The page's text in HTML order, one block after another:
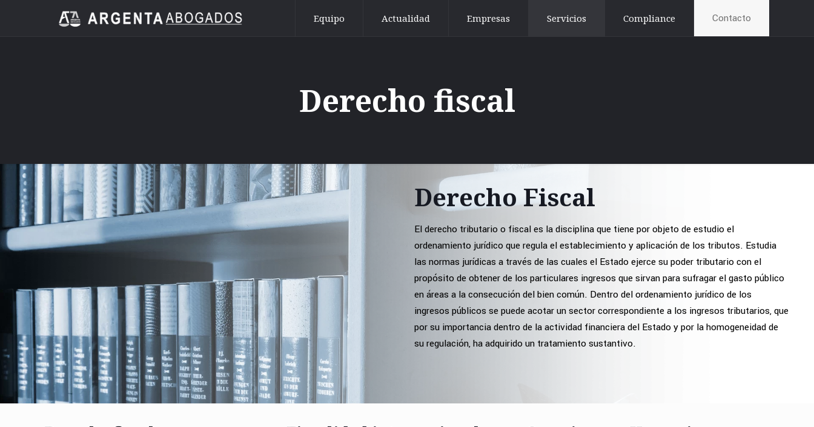
Equipo Actualidad Empresas Servicios Compliance Contacto
Derecho fiscal
Derecho Fiscal
El derecho tributario o fiscal​ es la disciplina que tiene por objeto de estudio el
ordenamiento jurídico que regula el establecimiento y aplicación de los tributos.​ Estudia
las normas jurídicas a través de las cuales el Estado ejerce su poder tributario con el
propósito de obtener de los particulares ingresos que sirvan para sufragar el gasto público
en áreas a la consecución del bien común. Dentro del ordenamiento jurídico de los
ingresos públicos se puede acotar un sector correspondiente a los ingresos tributarios, que
por su importancia dentro de la actividad financiera del Estado y por la homogeneidad de
su regulación, ha adquirido un tratamiento sustantivo.